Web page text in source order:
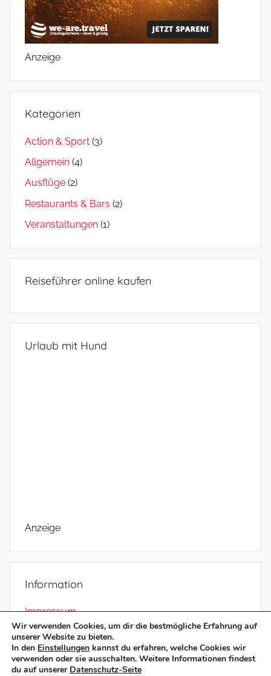
Anzeige
Kategorien
Action & Sport (3)
Allgemein (4)
Ausflüge (2)
Restaurants & Bars (2)
Veranstaltungen (1)
Reiseführer online kaufen
Urlaub mit Hund
Anzeige
Information
Impressum
Datenschutz
Wir verwenden Cookies, um dir die bestmögliche Erfahrung auf
unserer Website zu bieten.
In den Einstellungen kannst du erfahren, welche Cookies wir
verwenden oder sie ausschalten. Weitere Informationen findest
du auf unserer Datenschutz-Seite